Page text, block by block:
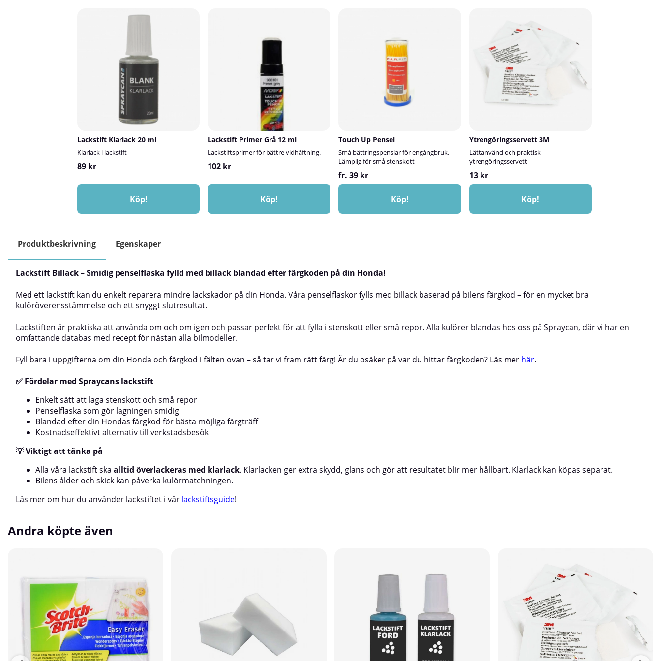
vi rätt färg åt dig! Är du osäker på var du hittar
färgkoden? Läs mer här.✅ Fördelar med Spraycans
medBlandad efter din Jaguars färgkod för bästa
möjliga kulörträffTids- och kostnadseffektivt
alternativ till verkstadsbesök💡 Viktigt att tänka
påAlla våralackstift ska alltid överlackeras med
klarlack. Klarlacken ger glans, skydd och en mer
slitstark finish. Den kan köpas separat.Bilens ålder
och skick kan påverka kulörmatchningen.Läs mer om
hur du använder lackstiftet i vår lackstiftsguide!
mycket bra färgöverensstämmelseBilligare och mer
klarlack. Klarlacken skyddar och ger glans och ser till
att lagningen håller längre. Klarlack kan köpas
separat och du hittar den här.Bilens ålder och skick
kan påverka kulörmatchningen.Läs mer om hur du
använder lackstiftet i vår lackstiftsguide!
arbeta medBlandad efter bilens färgkod för en
mycket bra kulörträffEkonomiskt alternativ jämfört
med verkstadsbesök💡 Viktigt att tänka påAlla våra
lackstift ska alltid överlackeras med klarlack.
Klarlacken skyddar, ger glans och gör lagningen mer
långlivad. Klarlack köpes separat. Bilens ålder och
skick kan påverka kulörmatchningen.Läs mer om hur
du använder lackstiftet i vår lackstiftsguide!
lackstiftSnabb lösning för små lackskadorLättanvänd
penselflaskaBlandad efter din Mercedes färgkod för
en mycket bra överensstämmelse med
originalkulörenPrisvärt och smidigt alternativ till
verkstadsbesök💡 Viktigt att tänka påAlla våra
lackstift ska alltid överlackeras med klarlack.
Klarlacken ger både skydd och glans, och ser till att
reparationen blir hållbar och snygg. Den kan köpas
separat.Bilens ålder och skick kan påverka
kulörmatchningen.Läs mer om hur du använder
Lackstift Klarlack 20 ml
Klarlack i lackstift
89 kr
Köp!
Lackstift Primer Grå 12 ml
Lackstiftsprimer för bättre vidhäftning.
102 kr
Köp!
Touch Up Pensel
Små bättringspenslar för engångbruk.
Lämplig för små stenskott
fr. 39 kr
Köp!
Ytrengöringsservett 3M
Lättanvänd och praktisk
ytrengöringsservett
13 kr
Köp!
Produktbeskrivning Egenskaper
Lackstift Billack – Smidig penselflaska fylld med billack blandad efter färgkoden på din Honda!
Med ett lackstift kan du enkelt reparera mindre lackskador på din Honda. Våra penselflaskor fylls med billack baserad på bilens färgkod – för en mycket bra
kulöröverensstämmelse och ett snyggt slutresultat.
Lackstiften är praktiska att använda om och om igen och passar perfekt för att fylla i stenskott eller små repor. Alla kulörer blandas hos oss på Spraycan, där vi har en
omfattande databas med recept för nästan alla bilmodeller.
Fyll bara i uppgifterna om din Honda och färgkod i fälten ovan – så tar vi fram rätt färg! Är du osäker på var du hittar färgkoden? Läs mer här.
✅ Fördelar med Spraycans lackstift
Enkelt sätt att laga stenskott och små repor
Penselflaska som gör lagningen smidig
Blandad efter din Hondas färgkod för bästa möjliga färgträff
Kostnadseffektivt alternativ till verkstadsbesök
💡 Viktigt att tänka på
Alla våra lackstift ska alltid överlackeras med klarlack. Klarlacken ger extra skydd, glans och gör att resultatet blir mer hållbart. Klarlack kan köpas separat.
Bilens ålder och skick kan påverka kulörmatchningen.
Läs mer om hur du använder lackstiftet i vår lackstiftsguide!
Andra köpte även